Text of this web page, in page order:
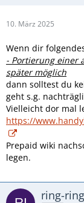
10. März 2025
Wenn dir
- Portierung einer
später möglich
dann solltest du
geht s.g.
Vielleicht dor mal
https://
Prepaid wiki
legen.
ring-ring